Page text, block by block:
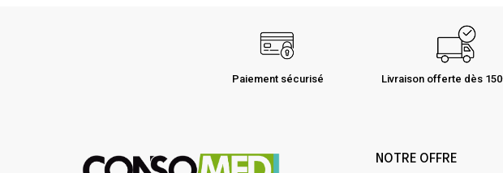
Paiement sécurisé Livraison offerte dès
NOTRE OFFRE